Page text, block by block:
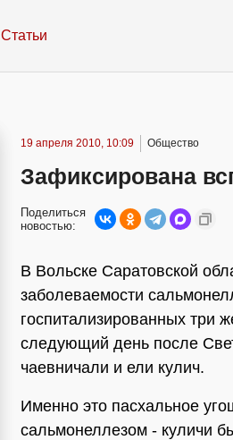
Статьи
19 апреля 2010, 10:09 Общество
Зафиксирована
Поделиться
новостью:
В Вольске Саратовской
заболеваемости
госпитализированных три
следующий день после
чаевничали и ели кулич.
Именно это пасхальное
сальмонеллезом - куличи